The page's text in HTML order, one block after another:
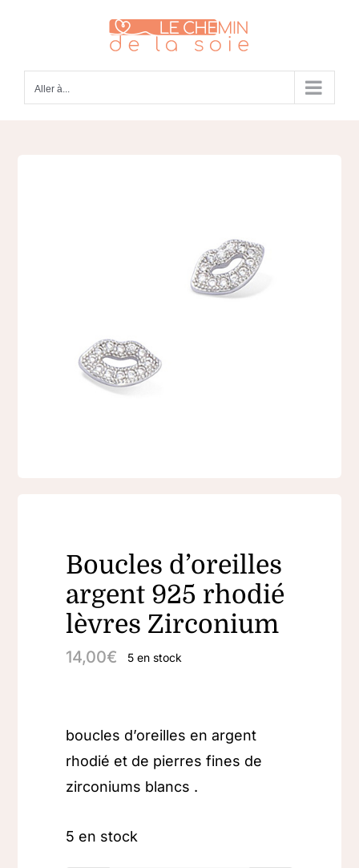
Aller à...
Boucles d’oreilles
argent 925 rhodié
lèvres Zirconium
14,00€ 5 en stock
boucles d’oreilles en argent
rhodié et de pierres fines de
zirconiums blancs .
5 en stock